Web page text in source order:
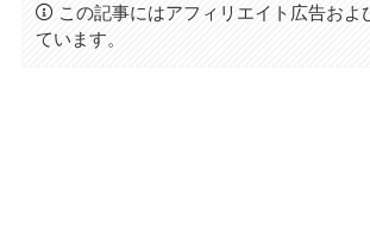
この記事にはアフィリエイト広告およ
ています。